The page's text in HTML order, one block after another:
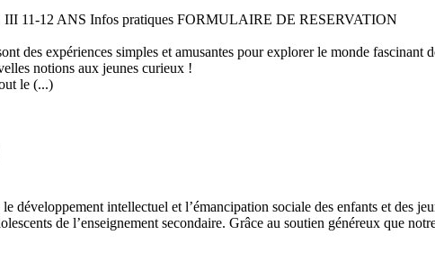
11-12 ANS Infos pratiques FORMULAIRE DE RESERVATION
des expériences simples et amusantes pour explorer le monde
notions aux jeunes curieux !
le (...)
développement intellectuel et l’émancipation sociale des enfants et des
de l’enseignement secondaire. Grâce au soutien généreux que